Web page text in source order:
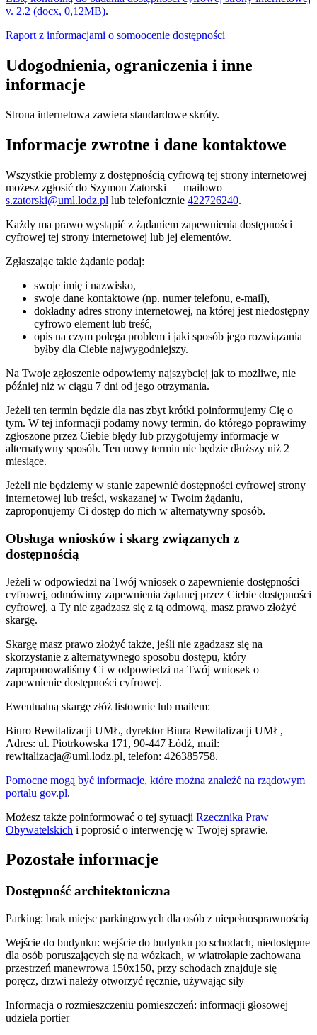
v. 2.2 (docx, 0,12MB).
Raport z informacjami o somoocenie dostępności
Udogodnienia, ograniczenia i inne
informacje
Strona internetowa zawiera standardowe skróty.
Informacje zwrotne i dane kontaktowe
Wszystkie problemy z dostępnością cyfrową tej strony internetowej
możesz zgłosić do Szymon Zatorski — mailowo
s.zatorski@uml.lodz.pl lub telefonicznie 422726240.
Każdy ma prawo wystąpić z żądaniem zapewnienia dostępności
cyfrowej tej strony internetowej lub jej elementów.
Zgłaszając takie żądanie podaj:
swoje imię i nazwisko,
swoje dane kontaktowe (np. numer telefonu, e-mail),
dokładny adres strony internetowej, na której jest niedostępny
cyfrowo element lub treść,
opis na czym polega problem i jaki sposób jego rozwiązania
byłby dla Ciebie najwygodniejszy.
Na Twoje zgłoszenie odpowiemy najszybciej jak to możliwe, nie
później niż w ciągu 7 dni od jego otrzymania.
Jeżeli ten termin będzie dla nas zbyt krótki poinformujemy Cię o
tym. W tej informacji podamy nowy termin, do którego poprawimy
zgłoszone przez Ciebie błędy lub przygotujemy informacje w
alternatywny sposób. Ten nowy termin nie będzie dłuższy niż 2
miesiące.
Jeżeli nie będziemy w stanie zapewnić dostępności cyfrowej strony
internetowej lub treści, wskazanej w Twoim żądaniu,
zaproponujemy Ci dostęp do nich w alternatywny sposób.
Obsługa wniosków i skarg związanych z
dostępnością
Jeżeli w odpowiedzi na Twój wniosek o zapewnienie dostępności
cyfrowej, odmówimy zapewnienia żądanej przez Ciebie dostępności
cyfrowej, a Ty nie zgadzasz się z tą odmową, masz prawo złożyć
skargę.
Skargę masz prawo złożyć także, jeśli nie zgadzasz się na
skorzystanie z alternatywnego sposobu dostępu, który
zaproponowaliśmy Ci w odpowiedzi na Twój wniosek o
zapewnienie dostępności cyfrowej.
Ewentualną skargę złóż listownie lub mailem:
Biuro Rewitalizacji UMŁ, dyrektor Biura Rewitalizacji UMŁ,
Adres: ul. Piotrkowska 171, 90-447 Łódź, mail:
rewitalizacja@uml.lodz.pl, telefon: 426385758.
Pomocne mogą być informacje, które można znaleźć na rządowym
portalu gov.pl.
Możesz także poinformować o tej sytuacji Rzecznika Praw
Obywatelskich i poprosić o interwencję w Twojej sprawie.
Pozostałe informacje
Dostępność architektoniczna
Parking: brak miejsc parkingowych dla osób z niepełnosprawnością
Wejście do budynku: wejście do budynku po schodach, niedostępne
dla osób poruszających się na wózkach, w wiatrołapie zachowana
przestrzeń manewrowa 150x150, przy schodach znajduje się
poręcz, drzwi należy otworzyć ręcznie, używając siły
Informacja o rozmieszczeniu pomieszczeń: informacji głosowej
udziela portier